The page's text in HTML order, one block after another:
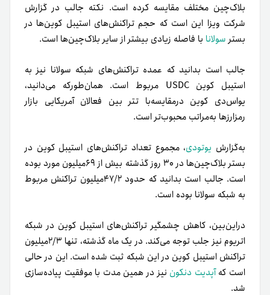
بلاک‌چین مختلف مقایسه کرده است. نکته جالب در گزارش
شرکت ویزا این است که حجم تراکنش‌های استیبل کوین‌ها در
بسترسولانا با فاصله زیادی بیشتر از سایر بلاک‌چین‌ها است.
جالب است بدانید که عمده تراکنش‌های شبکه سولانا نیز به
استیبل کوین USDC مربوط است. همان‌طورکه می‌دانید،
یو‌اس‌دی کوین در‌مقایسه‌با تتر بین فعالان آمریکایی بازار
رمزارزها به‌مراتب محبوب‌تر است.
به‌گزارش یوتودی، مجموع تعداد تراکنش‌های استیبل کوین در
بستر بلاک‌چین‌ها در ۳۰ روز گذشته بیش از ۶۹میلیون مورد بوده
است. جالب است بدانید که حدود ۴۷/۲میلیون تراکنش مربوط
به شبکه سولانا بوده است.
در‌این‌بین، کاهش چشمگیر تراکنش‌های استیبل کوین در شبکه
اتریوم نیز جلب توجه می‌کند. در یک ماه گذشته، تنها ۲/۳میلیون
تراکنش استیبل کوین در این شبکه ثبت شده است. این در حالی
است کهآپدیت دنکون نیز در همین مدت با موفقیت پیاده‌سازی
شد.